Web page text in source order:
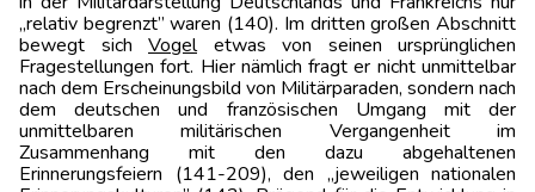
„relativ begrenzt” waren (140). Im dritten großen Abschnitt
bewegt sich Vogeletwas von seinen ursprünglichen
Fragestellungen fort. Hier nämlich fragt er nicht unmittelbar
nach dem Erscheinungsbild von Militärparaden, sondern nach
dem deutschen und französischen Umgang mit der
unmittelbaren militärischen Vergangenheit im
Zusammenhang mit den dazu abgehaltenen
Erinnerungsfeiern (141-209), den „jeweiligen nationalen